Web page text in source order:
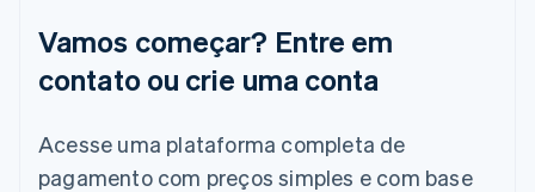
Vamos começar? Entre em
contato ou crie uma conta
Acesse uma plataforma completa de
pagamento com preços simples e com base
Irlanda
English
Japão
日本語English